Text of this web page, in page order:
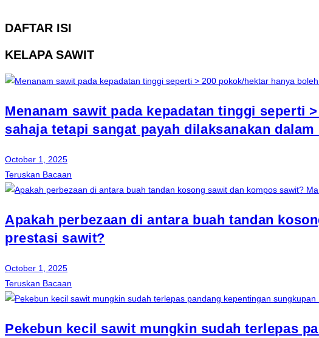
DAFTAR ISI
KELAPA SAWIT
Menanam sawit pada kepadatan tinggi seperti
sahaja tetapi sangat payah dilaksanakan
October 1, 2025
Teruskan Bacaan
Apakah perbezaan di antara buah tandan
prestasi sawit?
October 1, 2025
Teruskan Bacaan
Pekebun kecil sawit mungkin sudah terlepas